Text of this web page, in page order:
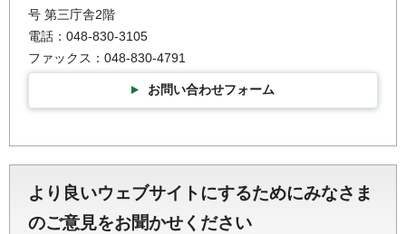
号 第三庁舎2階
電話：048-830-3105
ファックス：048-830-4791
お問い合わせフォーム
より良いウェブサイトにするためにみなさま
のご意見をお聞かせください